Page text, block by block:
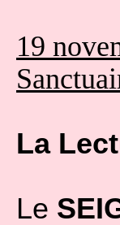
19
La
Le